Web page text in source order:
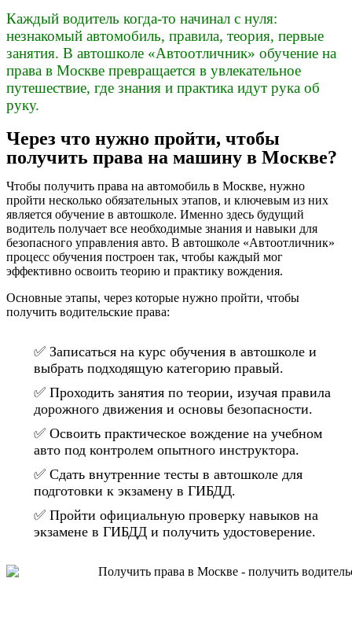
Каждый водитель когда-то начинал с нуля:
незнакомый автомобиль, правила, теория, первые
занятия. В автошколе «Автоотличник» обучение на
права в Москве превращается в увлекательное
путешествие, где знания и практика идут рука об
руку.
Через что нужно пройти, чтобы
получить права на машину в Москве?
Чтобы получить права на автомобиль в Москве, нужно
пройти несколько обязательных этапов, и ключевым из них
является обучение в автошколе. Именно здесь будущий
водитель получает все необходимые знания и навыки для
безопасного управления авто. В автошколе «Автоотличник»
процесс обучения построен так, чтобы каждый мог
эффективно освоить теорию и практику вождения.
Основные этапы, через которые нужно пройти, чтобы
получить водительские права:
✅ Записаться на курс обучения в автошколе и
выбрать подходящую категорию правый.
✅ Проходить занятия по теории, изучая правила
дорожного движения и основы безопасности.
✅ Освоить практическое вождение на учебном
авто под контролем опытного инструктора.
✅ Сдать внутренние тесты в автошколе для
подготовки к экзамену в ГИБДД.
✅ Пройти официальную проверку навыков на
экзамене в ГИБДД и получить удостоверение.